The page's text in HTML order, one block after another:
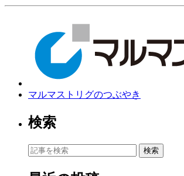
マルマストリグのつぶやき
検索